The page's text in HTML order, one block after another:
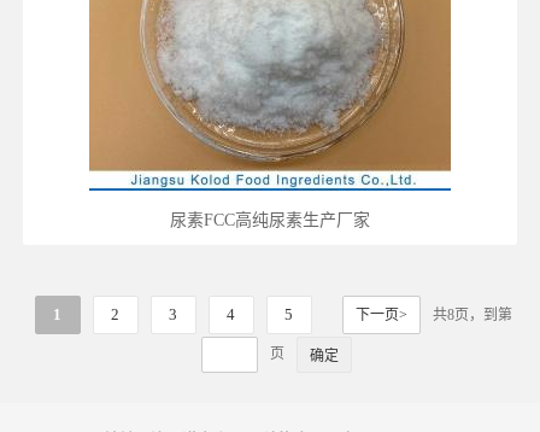
尿素FCC高纯尿素生产厂家
1 2 3 4 5 下一页> 共8页，到第
页